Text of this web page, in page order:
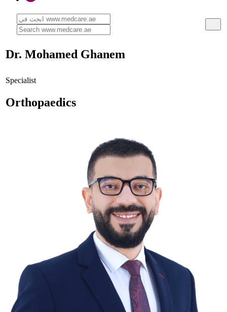
Dr. Mohamed Ghanem
Specialist
Orthopaedics